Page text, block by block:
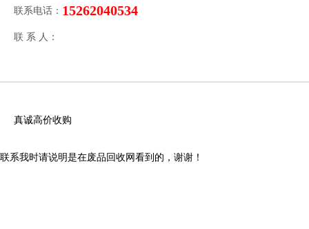
联系电话： 15262040534
联 系 人：
真诚高价收购
联系我时请说明是在废品回收网看到的，谢谢！